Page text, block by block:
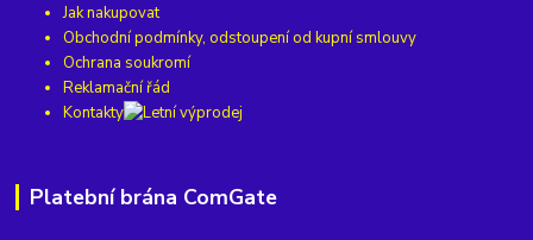
Jak nakupovat
Obchodní podmínky, odstoupení od kupní smlouvy
Ochrana soukromí
Reklamační řád
Kontakty
Platební brána ComGate